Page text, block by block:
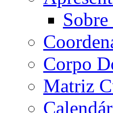
Corpo
Matriz